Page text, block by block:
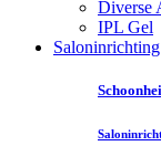
Diverse
IPL Gel
Saloninrichting